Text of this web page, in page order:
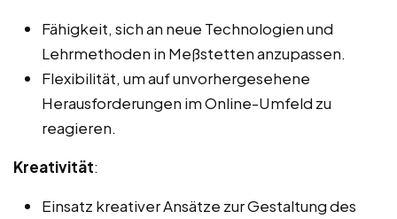
Fähigkeit, sich an neue Technologien und
Lehrmethoden in Meßstetten anzupassen.
Flexibilität, um auf unvorhergesehene
Herausforderungen im Online-Umfeld zu
reagieren.
Kreativität:
Einsatz kreativer Ansätze zur Gestaltung des